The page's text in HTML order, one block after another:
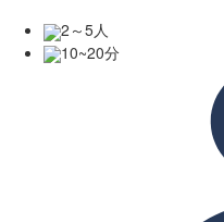
2～5人
10~20分